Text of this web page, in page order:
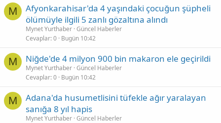
M
Afyonkarahisar'da 4 yaşındaki çocuğun şüpheli
ölümüyle ilgili 5 zanlı gözaltına alındı
Mynet Yurthaber Güncel Haberler
Cevaplar 0 Bugün 10:42
M Niğde'de 4 milyon 900 bin makaron ele geçirildi
Mynet Yurthaber Güncel Haberler
Cevaplar 0 Bugün 10:42
M
Adana'da husumetlisini tüfekle ağır yaralayan
sanığa 8 yıl hapis
Mynet Yurthaber Güncel Haberler